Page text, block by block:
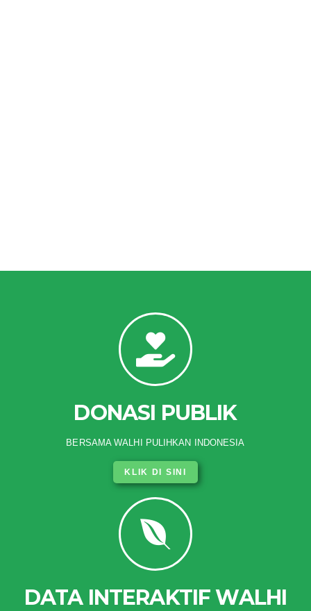
DONASI PUBLIK
BERSAMA WALHI PULIHKAN INDONESIA
KLIK DI SINI
DATA INTERAKTIF WALHI